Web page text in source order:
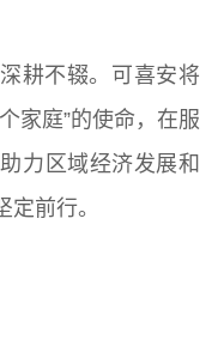
耕不辍。可喜安将
家庭”的使命，在服
力区域经济发展和
前行。